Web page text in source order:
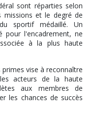
sont réparties selon
missions et le degré de
sportif médaillé. Un
pour l'encadrement, ne
à la plus haute
vise à reconnaître
acteurs de la haute
aux membres de
les chances de succès